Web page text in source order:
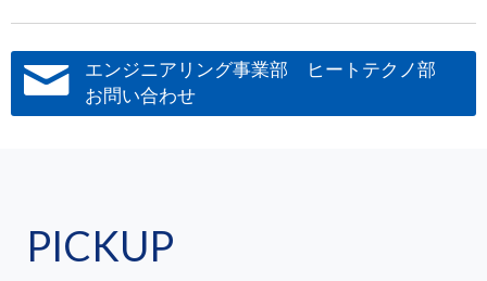
エンジニアリング事業部 ヒートテクノ部
お問い合わせ
PICKUP